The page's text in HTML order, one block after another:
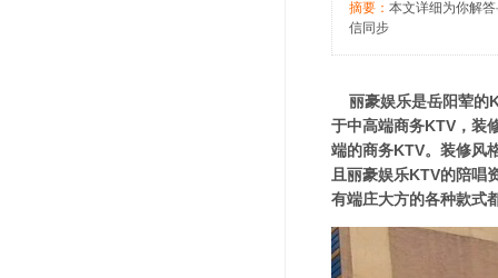
摘要： 本文详细为你解
信同步
丽豪娱乐是岳阳荤的
于中高端商务KTV，装
端的商务KTV。装修风
且丽豪娱乐KTV的陪唱
有端庄大方的各种款式